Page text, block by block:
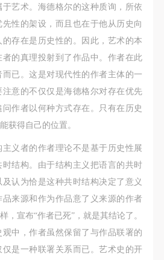
艺术。海德格尔的这种质询，所依
性的架设，而且也在于他从历史向
存在是历史性的。因此，艺术的本
的真理投射到了作品中。作者在此
已。这是对现代性的作者主体的一
意的不仅仅是海德格尔对存在优先
作者以何种方式存在。只有在历史
获得自己的位置。
义者的作者理论不是基于历史性展
结构。由于结构主义把语言的共时
认为恰是这种共时结构决定了意义
来源和作为作品意了义来源的作者
，宣布“作者已死”，就是其结论了。
中，作者虽然保留了与作品联署的
是一种联署关系而已。艺术史的开
发送验证码
码将作为您的登录账号
登录